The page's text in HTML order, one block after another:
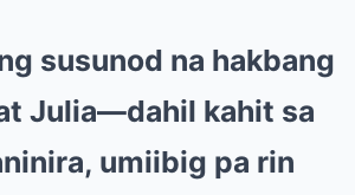
susunod na hakbang
Julia—dahil kahit sa
umiibig pa rin